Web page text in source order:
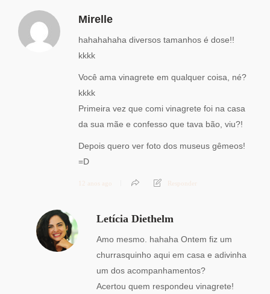
Mirelle
hahahahaha diversos tamanhos é dose!!
kkkk
Você ama vinagrete em qualquer coisa, né?
kkkk
Primeira vez que comi vinagrete foi na casa
da sua mãe e confesso que tava bão, viu?!
Depois quero ver foto dos museus gêmeos!
=D
12 anos ago Responder
Letícia Diethelm
Amo mesmo. hahaha Ontem fiz um
churrasquinho aqui em casa e adivinha
um dos acompanhamentos?
Acertou quem respondeu vinagrete!